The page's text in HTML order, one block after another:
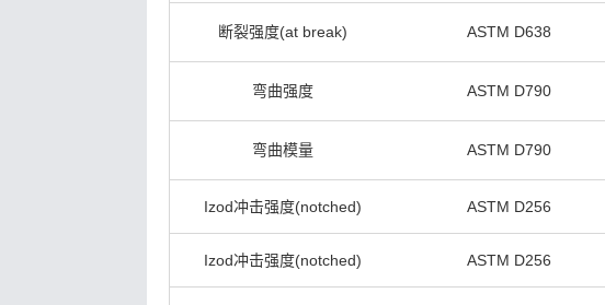
断裂强度(at break) ASTM D638
弯曲强度 ASTM D790
弯曲模量 ASTM D790
Izod冲击强度(notched) ASTM D256
Izod冲击强度(notched) ASTM D256